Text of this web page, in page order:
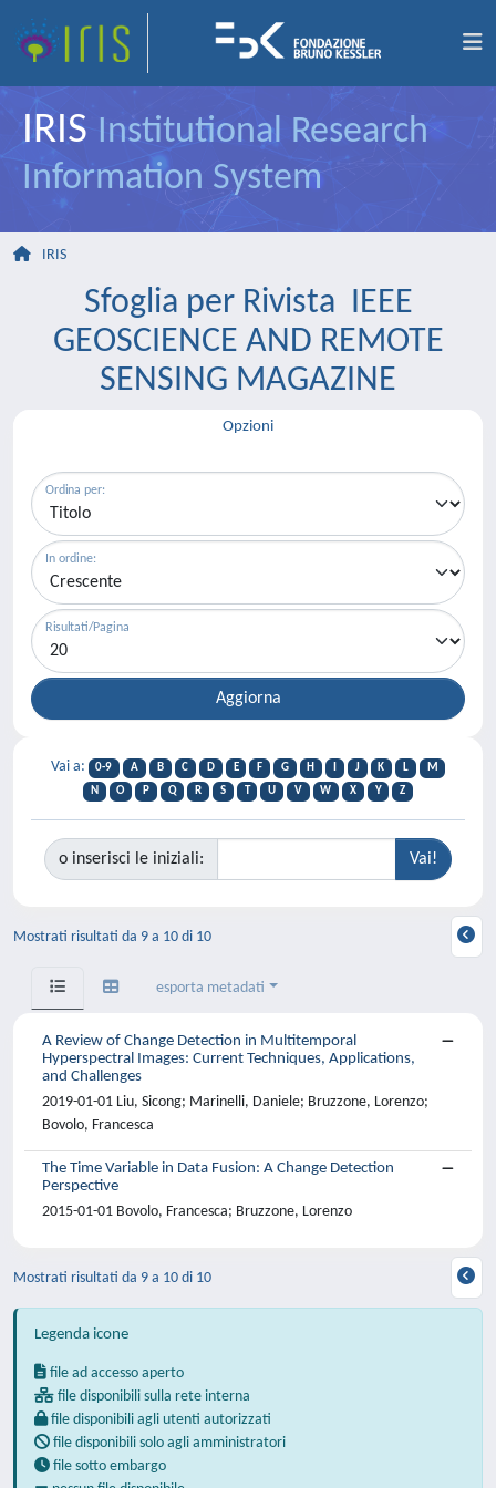
IRIS Institutional Research
Information System
IRIS
Sfoglia per Rivista IEEE
GEOSCIENCE AND REMOTE
SENSING MAGAZINE
Opzioni
Ordina per:
In ordine:
Risultati/Pagina
Vai a: 0-9 A B C D E F G H J K L
M
N
O P Q R S T U V W X Y Z
o inserisci le iniziali:
Mostrati risultati da 9 a 10 di 10
esporta metadati
A Review of Change Detection in Multitemporal
Hyperspectral Images: Current Techniques, Applications,
and Challenges
2019-01-01 Liu, Sicong; Marinelli, Daniele; Bruzzone, Lorenzo;
Bovolo, Francesca
The Time Variable in Data Fusion: A Change Detection
Perspective
2015-01-01 Bovolo, Francesca; Bruzzone, Lorenzo
Mostrati risultati da 9 a 10 di 10
Legenda icone
file ad accesso aperto
file disponibili sulla rete interna
file disponibili agli utenti autorizzati
file disponibili solo agli amministratori
file sotto embargo